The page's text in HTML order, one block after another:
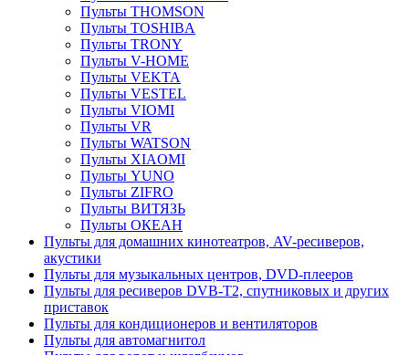
Пульты THOMSON
Пульты TOSHIBA
Пульты TRONY
Пульты V-HOME
Пульты VEKTA
Пульты VESTEL
Пульты VIOMI
Пульты VR
Пульты WATSON
Пульты XIAOMI
Пульты YUNO
Пульты ZIFRO
Пульты ВИТЯЗЬ
Пульты ОКЕАН
Пульты для домашних кинотеатров, AV-ресиверов,
акустики
Пульты для музыкальных центров, DVD-плееров
Пульты для ресиверов DVB-T2, спутниковых и других
приставок
Пульты для кондиционеров и вентиляторов
Пульты для автомагнитол